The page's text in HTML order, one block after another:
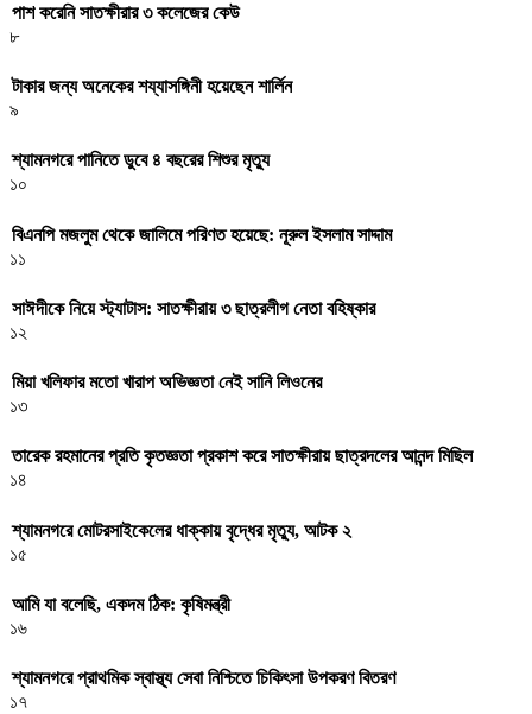
পাশ করেনি সাতক্ষীরার ৩ কলেজের কেউ
৮
টাকার জন্য অনেকের শয্যাসঙ্গিনী হয়েছেন শার্লিন
৯
শ্যামনগরে পানিতে ডুবে ৪ বছরের শিশুর মৃত্যু
১০
বিএনপি মজলুম থেকে জালিমে পরিণত হয়েছে: নূরুল ইসলাম সাদ্দাম
১১
সাঈদীকে নিয়ে স্ট্যাটাস: সাতক্ষীরায় ৩ ছাত্রলীগ নেতা বহিষ্কার
১২
মিয়া খলিফার মতো খারাপ অভিজ্ঞতা নেই সানি লিওনের
১৩
তারেক রহমানের প্রতি কৃতজ্ঞতা প্রকাশ করে সাতক্ষীরায় ছাত্রদলের আনন্দ মিছিল
১৪
শ্যামনগরে মোটরসাইকেলের ধাক্কায় বৃদ্ধের মৃত্যু, আটক ২
১৫
আমি যা বলেছি, একদম ঠিক: কৃষিমন্ত্রী
১৬
শ্যামনগরে প্রাথমিক স্বাস্থ্য সেবা নিশ্চিতে চিকিৎসা উপকরণ বিতরণ
১৭